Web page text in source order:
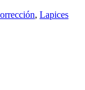
, Lapices